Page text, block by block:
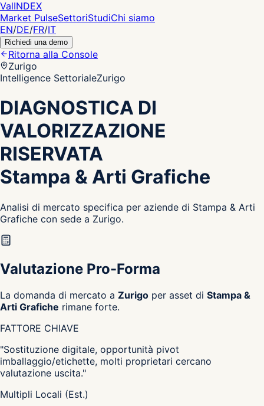
ValINDEX
Market PulseSettoriStudiChi siamo
EN/DE/FR/IT
Richiedi una demo
Ritorna alla Console
Zurigo
Intelligence SettorialeZurigo
DIAGNOSTICA DI
VALORIZZAZIONE
RISERVATA
Stampa & Arti Grafiche
Analisi di mercato specifica per aziende di Stampa & Arti
Grafiche con sede a Zurigo.
Valutazione Pro-Forma
La domanda di mercato a Zurigo per asset di Stampa &
Arti Grafiche rimane forte.
FATTORE CHIAVE
"Sostituzione digitale, opportunità pivot
imballaggio/etichette, molti proprietari cercano
valutazione uscita."
Multipli Locali (Est.)